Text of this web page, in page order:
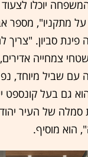
יוכלו לצעוד
מתקניו", מספר
פינת סביון. "צריך
צמחייה
עם שביל מיוחד,
גם בעל קונספט
של העיר יהוד-
הוא מוסיף.